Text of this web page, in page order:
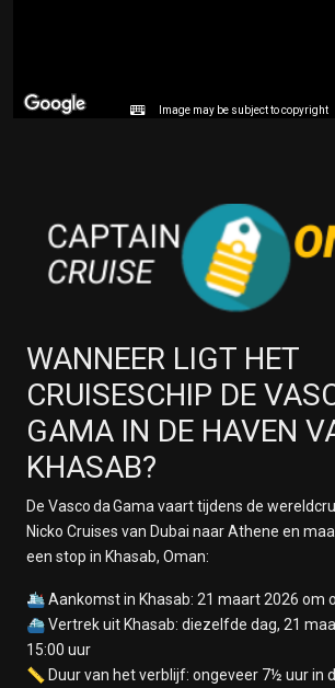
Image may be subject to copyright
WANNEER LIGT HET
CRUISESCHIP DE
GAMA IN DE HAVEN
KHASAB?
De Vasco da Gama vaart tijdens de
Nicko Cruises van Dubai naar Athene en
een stop in Khasab, Oman:
🛳️ Aankomst in Khasab: 21 maart 2026 om
⛴️ Vertrek uit Khasab: diezelfde dag, 21
15:00 uur
📏 Duur van het verblijf: ongeveer 7½ uur in